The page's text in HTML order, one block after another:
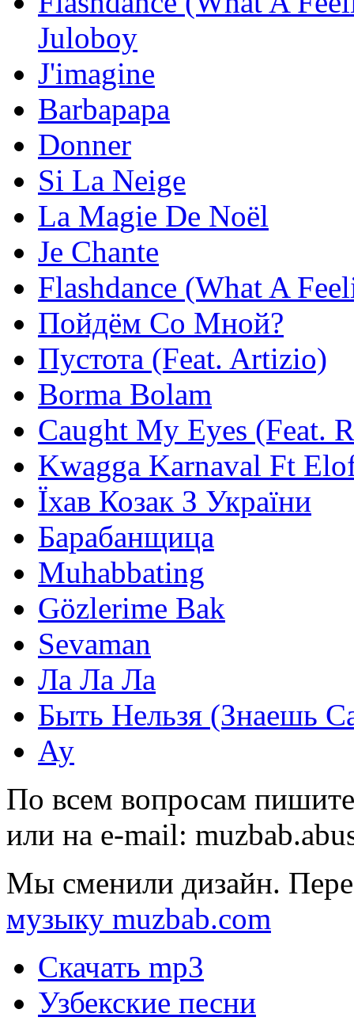
Juloboy
J'imagine
Barbapapa
Donner
Si La Neige
La Magie De Noël
Je Chante
Flashdance (What A
Пойдём Со Мной?
Пустота (Feat. Artizio)
Borma Bolam
Caught My Eyes (Feat.
Kwagga Karnaval Ft
Їхав Козак З України
Барабанщица
Muhabbating
Gözlerime Bak
Sevaman
Ла Ла Ла
Быть Нельзя (Знаешь
Ау
По всем вопросам
или на e-mail:
Мы сменили дизайн.
музыку muzbab.com
Скачать mp3
Узбекские песни